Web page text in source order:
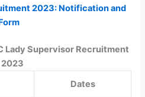
2023: Notification and
Lady Supervisor Recruitment
2023
Dates